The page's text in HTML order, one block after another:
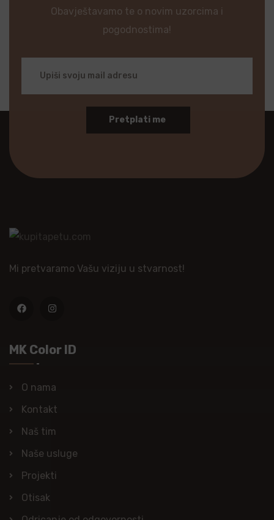
Obavještavamo te o novim uzorcima i
pogodnostima!
Pretplati me
Mi pretvaramo Vašu viziju u stvarnost!
MK Color ID
O nama
Kontakt
Naš tim
Naše usluge
Projekti
Otisak